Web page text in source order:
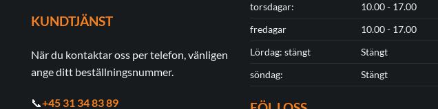
KUNDTJÄNST
När du kontaktar oss per telefon, vänligen
ange ditt beställningsnummer.
📞+45 31 34 83 89
torsdagar:
10.00 - 17.00
fredagar
10.00 - 17.00
Lördag: stängt
Stängt
söndag:
Stängt